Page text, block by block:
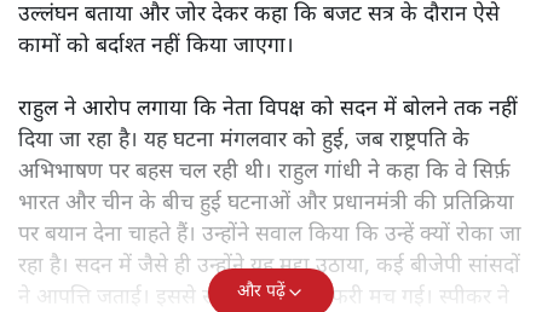
उल्लंघन बताया और जोर देकर कहा कि बजट सत्र के दौरान ऐसे
कामों को बर्दाश्त नहीं किया जाएगा।
राहुल ने आरोप लगाया कि नेता विपक्ष को सदन में बोलने तक नहीं
दिया जा रहा है। यह घटना मंगलवार को हुई, जब राष्ट्रपति के
अभिभाषण पर बहस चल रही थी। राहुल गांधी ने कहा कि वे सिर्फ़
भारत और चीन के बीच हुई घटनाओं और प्रधानमंत्री की प्रतिक्रिया
पर बयान देना चाहते हैं। उन्होंने सवाल किया कि उन्हें क्यों रोका जा
रहा है। सदन में जैसे ही उन्होंने यह मुद्दा उठाया, कई बीजेपी सांसदों
ने आपत्ति जताई। इससे सदन में अफरा-तफरी मच गई। स्पीकर ने
और पढ़ें